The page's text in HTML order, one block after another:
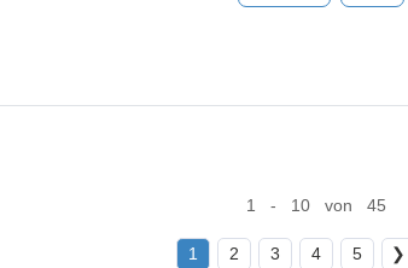
1 - 10 von 45
1 2 3 4 5 ❯